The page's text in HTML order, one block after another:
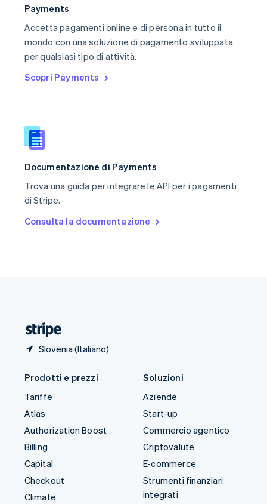
Payments
Accetta pagamenti online e di persona in tutto il
mondo con una soluzione di pagamento sviluppata
per qualsiasi tipo di attività.
Scopri Payments
Documentazione di Payments
Trova una guida per integrare le API per i pagamenti
di Stripe.
Consulta la documentazione
Slovenia (Italiano)
Português
English简体中文
Regno Unito
English
Repubblica Ceca
English
English
Slovacchia
English
Slovenia
Spagna
Español
English Español简体中文
Prodotti e prezzi
Tariffe
Atlas
Authorization Boost
Billing
Capital
Checkout
Climate
Soluzioni
Aziende
Start-up
Commercio agentico
Criptovalute
E-commerce
Strumenti finanziari
integrati